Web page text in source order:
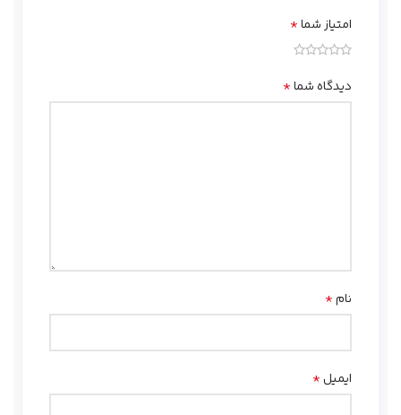
امتیاز شما*
دیدگاه شما*
نام*
ایمیل*